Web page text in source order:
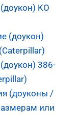
KO
386-